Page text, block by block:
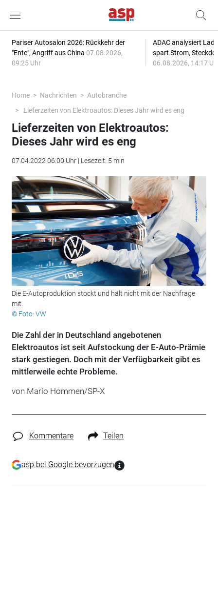
Pariser Autosalon 2026: Rückkehr der
"Ente", Angriff aus China 07.08.2026,
09:25 Uhr
ADAC analysiert
spart Strom,
06.08.2026, 14:17
Home Nachrichten
Autobranche
Lieferzeiten von Elektroautos: Dieses Jahr wird es eng
Lieferzeiten von Elektroautos:
Dieses Jahr wird es eng
07.04.2022 06:00 Uhr | Lesezeit: 5 min
Die E-Autoproduktion stockt und hält nicht mit der Nachfrage
mit.
© Foto: VW
Die Zahl der in Deutschland angebotenen
Elektroautos ist seit Aufstockung der E-Auto-Prämie
stark gestiegen. Doch mit der Verfügbarkeit gibt es
mittlerweile echte Probleme.
von Mario Hommen/SP-X
Kommentare Teilen
asp bei Google bevorzugen